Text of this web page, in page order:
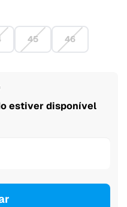
45 46
estiver disponível